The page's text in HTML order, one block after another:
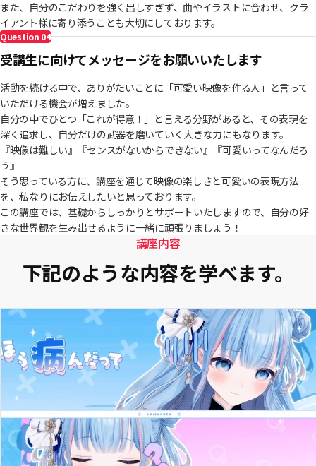
また、自分のこだわりを強く出しすぎず、曲やイラストに合わせ、クラ
イアント様に寄り添うことも大切にしております。
Question 04
受講生に向けてメッセージをお願いいたします
活動を続ける中で、ありがたいことに「可愛い映像を作る人」と言って
いただける機会が増えました。
自分の中でひとつ「これが得意！」と言える分野があると、その表現を
深く追求し、自分だけの武器を磨いていく大きな力にもなります。
『映像は難しい』『センスがないからできない』『可愛いってなんだろ
う』
そう思っている方に、講座を通じて映像の楽しさと可愛いの表現方法
を、私なりにお伝えしたいと思っております。
この講座では、基礎からしっかりとサポートいたしますので、自分の好
きな世界観を生み出せるように一緒に頑張りましょう！
講座内容
下記のような内容を学べます。